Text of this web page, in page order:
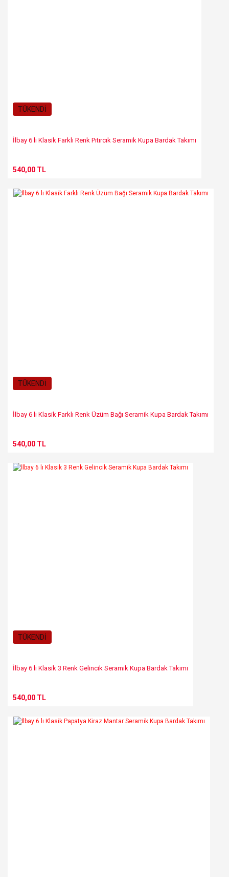
TÜKENDİ
İlbay 6 lı Klasik Farklı Renk Pıtırcık Seramik Kupa Bardak Takımı
540,00 TL
TÜKENDİ
İlbay 6 lı Klasik Farklı Renk Üzüm Bağı Seramik Kupa Bardak Takımı
540,00 TL
TÜKENDİ
İlbay 6 lı Klasik 3 Renk Gelincik Seramik Kupa Bardak Takımı
540,00 TL